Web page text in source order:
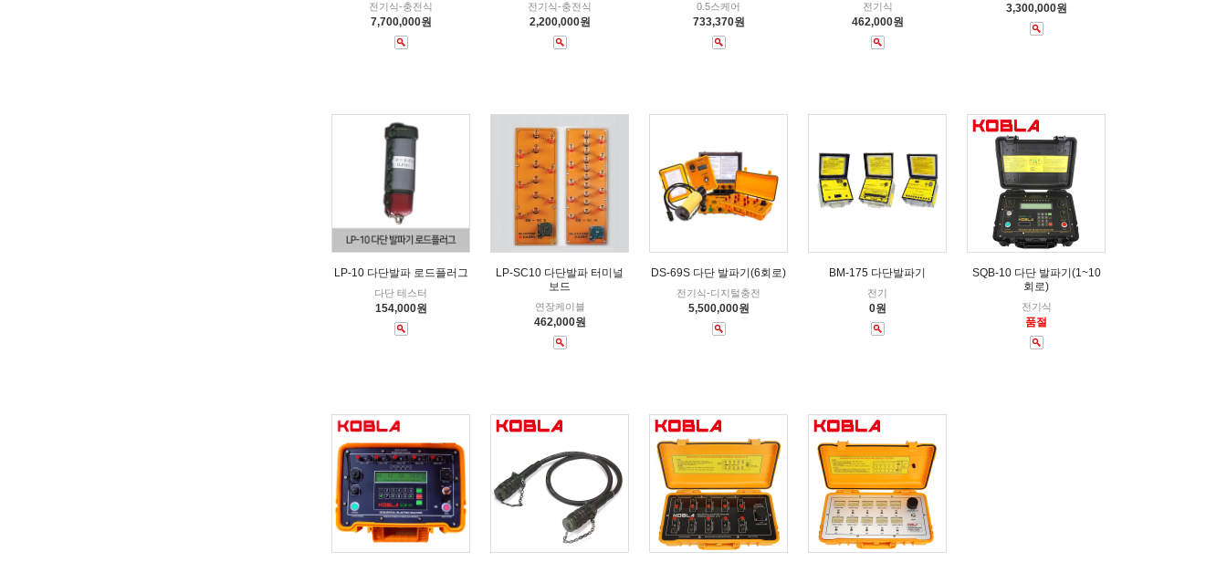
전기식-충전식
7,700,000원
전기식-충전식
2,200,000원
0.5스케어
733,370원
전기식
462,000원
3,300,000원
LP-10 다단발파 로드플러그
다단 테스터
154,000원
LP-SC10 다단발파 터미널
보드
연장케이블
462,000원
DS-69S 다단 발파기(6회로)
전기식-디지털충전
5,500,000원
BM-175 다단발파기
전기
0원
SQB-10 다단 발파기(1~10
회로)
전기식
품절